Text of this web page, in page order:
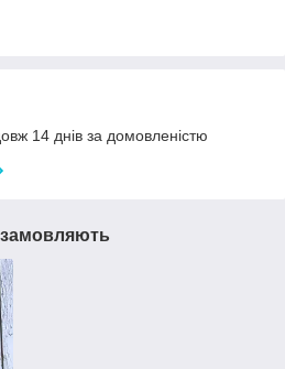
14 днів за домовленістю